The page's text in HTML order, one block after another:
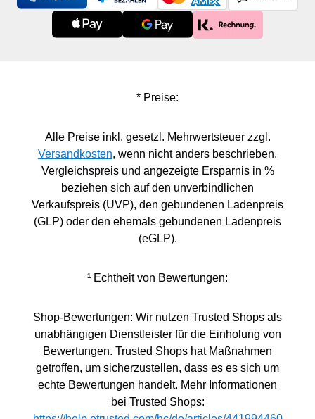
* Preise:
Alle Preise inkl. gesetzl. Mehrwertsteuer zzgl.
Versandkosten, wenn nicht anders beschrieben.
Vergleichspreis und angezeigte Ersparnis in %
beziehen sich auf den unverbindlichen
Verkaufspreis (UVP), den gebundenen Ladenpreis
(GLP) oder den ehemals gebundenen Ladenpreis
(eGLP).
¹ Echtheit von Bewertungen:
Shop-Bewertungen: Wir nutzen Trusted Shops als
unabhängigen Dienstleister für die Einholung von
Bewertungen. Trusted Shops hat Maßnahmen
getroffen, um sicherzustellen, dass es es sich um
echte Bewertungen handelt. Mehr Informationen
bei Trusted Shops: